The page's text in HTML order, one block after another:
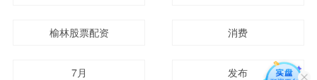
榆林股票配资 消费
7月 发布